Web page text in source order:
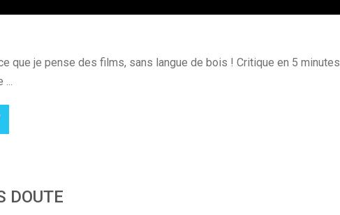
que je pense des films, sans langue de bois ! Critique en 5 minutes
...
DOUTE